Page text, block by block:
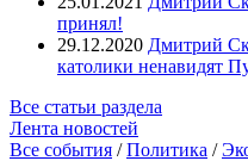
принял!
29.12.2020 Дмитрий
католики ненавидят
Все статьи раздела
Лента новостей
Все события /Политика /